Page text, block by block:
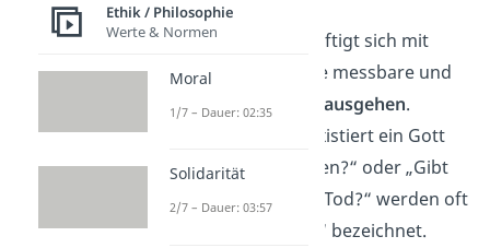
Die Metaphysik
beschäftigt sich mit
Fragen, die über unsere messbare und
beobachtbare Welt hinausgehen.
Fragestellungen wie: Existiert ein Gott
oder mehrere Gottheiten?“ oder „Gibt
es ein Leben nach dem Tod?“ werden oft
als die „
“ bezeichnet.
Ethik / Philosophie
Werte & Normen
Moral
1/7 – Dauer: 02:35
Solidarität
2/7 – Dauer: 03:57